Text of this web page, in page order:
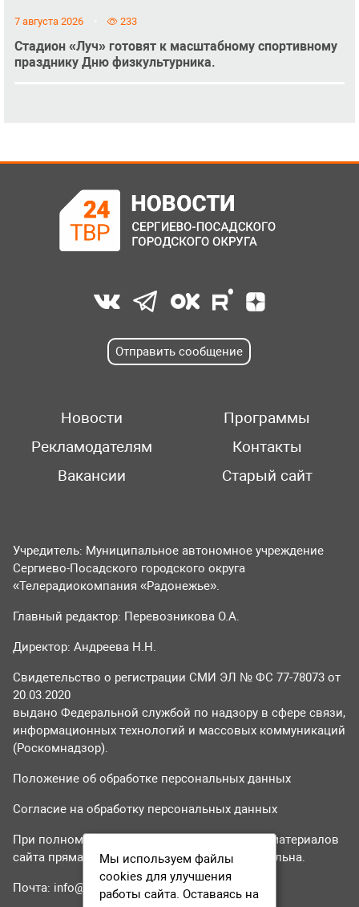
7 августа 2026 233
Стадион «Луч» готовят к масштабному спортивному
празднику Дню физкультурника.
Отправить сообщение
Новости
Программы
Рекламодателям
Контакты
Вакансии
Старый сайт
Учредитель: Муниципальное автономное учреждение
Сергиево-Посадского городского округа
«Телерадиокомпания «Радонежье».
Главный редактор: Перевозникова О.А.
Директор: Андреева Н.Н.
Свидетельство о регистрации СМИ ЭЛ № ФС 77-78073 от
20.03.2020
выдано Федеральной службой по надзору в сфере связи,
информационных технологий и массовых коммуникаций
(Роскомнадзор).
Положение об обработке персональных данных
Согласие на обработку персональных данных
При полном или частичном использовании материалов
сайта прямая гиперссылка на tvr24.tv обязательна.
Почта: info@tvr24.tv
Мы используем файлы
cookies для улучшения
работы сайта. Оставаясь на